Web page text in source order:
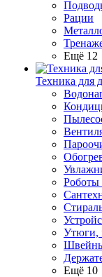
Рации
Ещё 12
Техника для
Роботы
Утюги,
Ещё 10